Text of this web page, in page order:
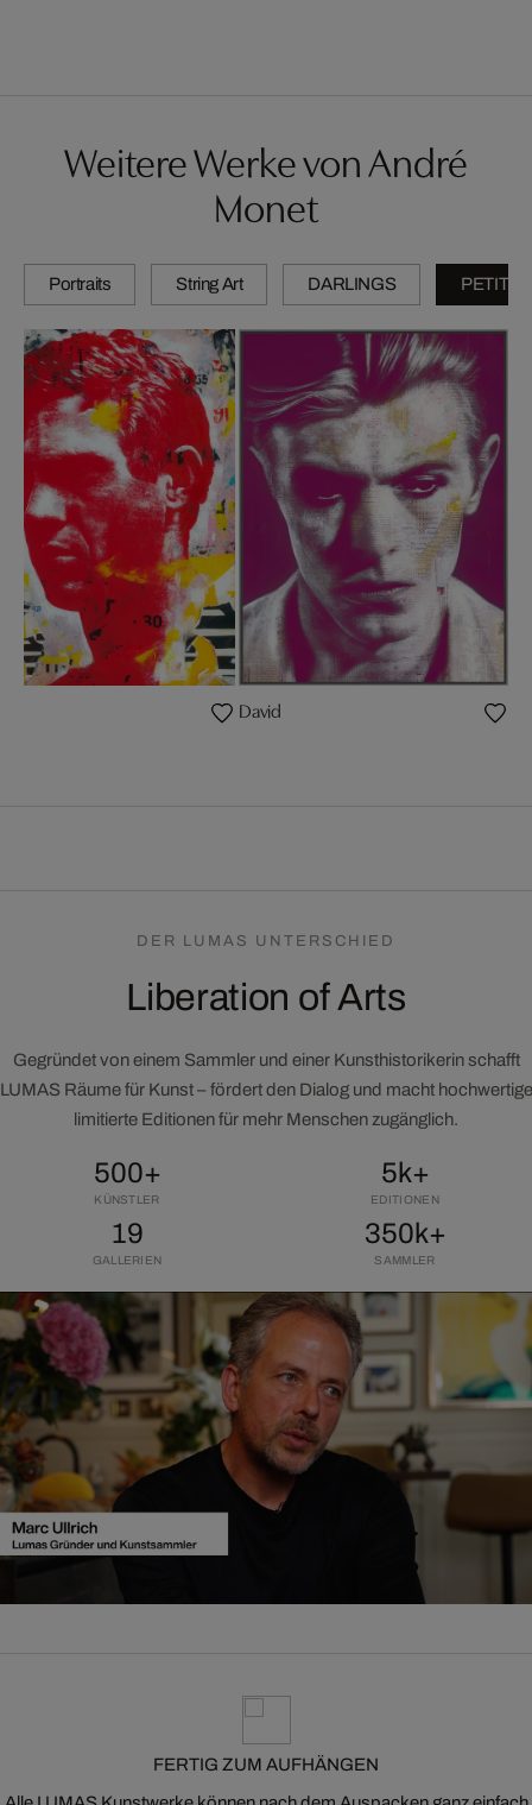
Weitere Werke von André
Monet
Portraits String Art DARLINGS PETITES
David
DER LUMAS UNTERSCHIED
Liberation of Arts
Gegründet von einem Sammler und einer Kunsthistorikerin schafft
LUMAS Räume für Kunst – fördert den Dialog und macht hochwertige
limitierte Editionen für mehr Menschen zugänglich.
500+
KÜNSTLER
5k+
EDITIONEN
19
GALLERIEN
350k+
SAMMLER
FERTIG ZUM AUFHÄNGEN